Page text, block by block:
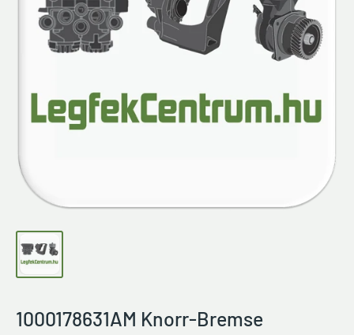
1000178631AM Knorr-Bremse